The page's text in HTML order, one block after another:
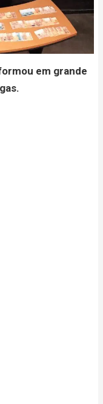
em grande